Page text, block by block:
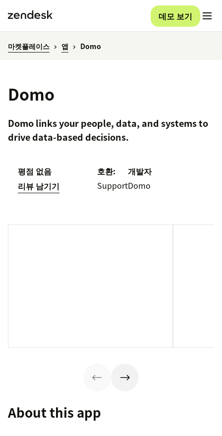
데모 보기
마켓플레이스 앱 Domo
Domo
Domo links your people, data, and systems to
drive data-based decisions.
평점 없음
리뷰 남기기
호환:
Support
개발자
Domo
About this app